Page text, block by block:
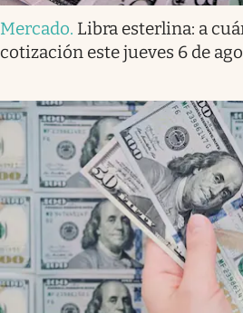
Mercado. Libra esterlina: a
cotización este jueves 6 de